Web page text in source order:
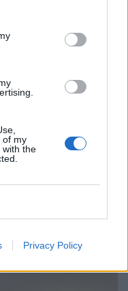
of my
with the
Privacy Policy
απεργία
νέο εργασιακό
δικαστικοί
συμμετέχουν στη
που μπλοκάρει
των